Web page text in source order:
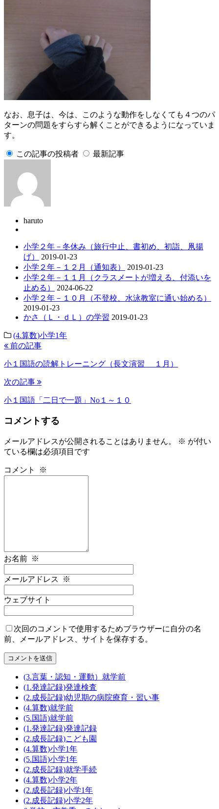
なお、息子は、今は、このような動作をしなくても４つのパ
ターンの問題をすらすら解くことができるようになっていま
す。
この記事の投稿者 最新記事
haruto
小学２年－冬休み（旅行中止、書初め、初詣、凧揚
げ）
2019-01-23
小学２年－１２月（通知表）
2019-01-23
小学２年－１１月（クラスメートが増える、付添いを
止める）
2024-06-22
小学２年－１０月（不登校、水泳教室に通い始める）
2019-01-23
かさ（Ｌ・ｄＬ）の学習 2019-01-23
(4.算数)小学1年
前の記事
小１国語の読解トレーニング（長文演習 １月）
次の記事
小１国語「二日で一題」No１～１０
コメントする
メールアドレスが公開されることはありません。 ※ が付い
ている欄は必須項目です
コメント ※
お名前 ※
メールアドレス ※
ウェブサイト
次回のコメントで使用するためブラウザーに自分の名
前、メールアドレス、サイトを保存する。
(3.言葉・認知・運動）就学前
(1.発達記録)発達検査
(2.成長記録)幼児期の病院療育・習い事
(4.算数)就学前
(5.国語)就学前
(1.発達記録)発達記録
(2.成長記録)こども園
(4.算数)小学1年
(5.国語)小学1年
(2.成長記録)就学手続
(4.算数)小学2年
(2.成長記録)小学1年
(2.成長記録)小学2年